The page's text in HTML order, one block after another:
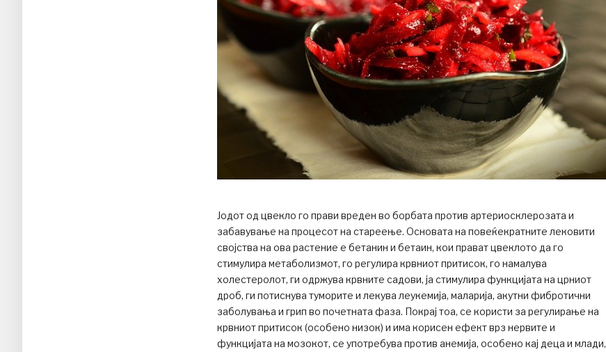
Јодот од цвекло го прави вреден во борбата против артериосклерозата и
забавување на процесот на стареење. Основата на повеќекратните лековити
својства на ова растение е бетанин и бетаин, кои прават цвеклото да го
стимулира метаболизмот, го регулира крвниот притисок, го намалува
холестеролот, ги одржува крвните садови, ја стимулира функцијата на црниот
дроб, ги потиснува туморите и лекува леукемија, маларија, акутни фибротични
заболувања и грип во почетната фаза. Покрај тоа, се користи за регулирање на
крвниот притисок (особено низок) и има корисен ефект врз нервите и
функцијата на мозокот, се употребува против анемија, особено кај деца и млади,